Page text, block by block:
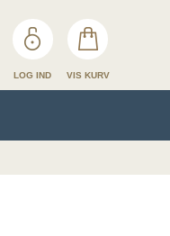
LOG IND VIS KURV